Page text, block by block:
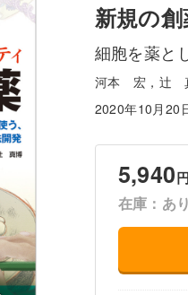
新規の
細胞を薬と
河本 宏，辻
2020年10月20
5,940円
在庫：あり